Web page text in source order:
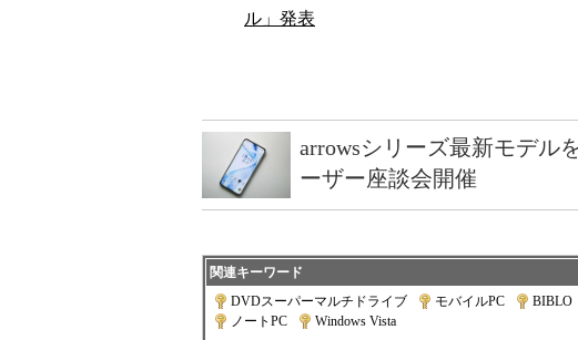
ル」発表
arrowsシリーズ最新モデル
ーザー座談会開催
関連キーワード
DVDスーパーマルチドライブ
モバイルPC BIBLO
ノートPC
Windows Vista